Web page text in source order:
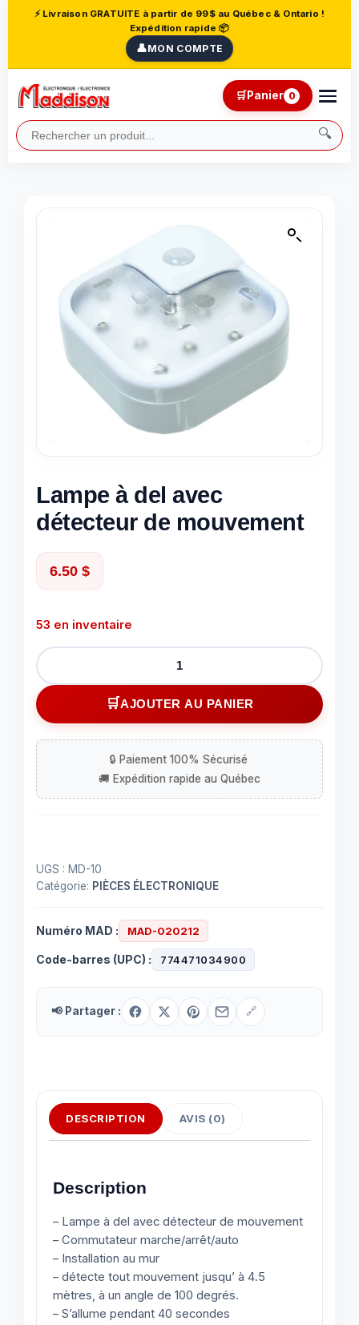
⚡ Livraison GRATUITE à partir de 99$ au Québec & Ontario !
Expédition rapide 📦
👤MON COMPTE
🔍
🛒Panier 0
Lampe à del avec
détecteur de mouvement
6.50 $
53 en inventaire
quantité
de
Lampe
à
avec
détecteur
de
AJOUTER AU PANIER
UGS : MD-10
Catégorie: PIÈCES ÉLECTRONIQUE
Numéro MAD : MAD-020212
Code-barres (UPC) : 774471034900
📢 Partager : 🔗
DESCRIPTION AVIS (0)
Description
– Lampe à del avec détecteur de mouvement
– Commutateur marche/arrêt/auto
– Installation au mur
– détecte tout mouvement jusqu’ à 4.5
mètres, à un angle de 100 degrés.
– S’allume pendant 40 secondes